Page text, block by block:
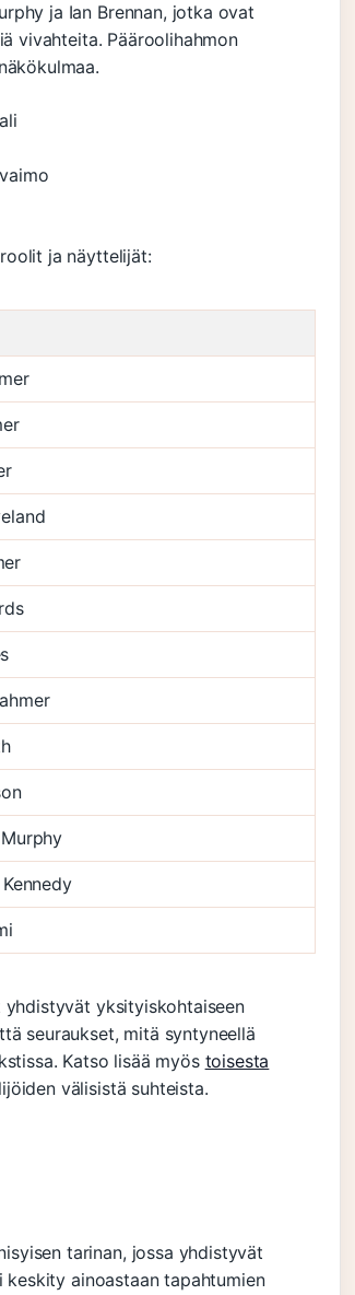
ja Ian Brennan, jotka ovat
vivahteita. Pääroolihahmon
ja näyttelijät:
yhdistyvät yksityiskohtaiseen
seuraukset, mitä syntyneellä
Katso lisää myös toisesta
välisistä suhteista.
tarinan, jossa yhdistyvät
ainoastaan tapahtumien